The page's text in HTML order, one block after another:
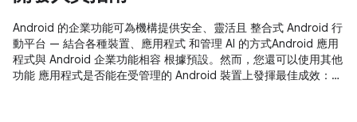
Android 的企業功能可為機構提供安全、靈活且 整合式 Android 行
動平台 — 結合各種裝置、應用程式 和管理 AI 的方式Android 應用
程式與 Android 企業功能相容 根據預設。然而，您還可以使用其他
功能 應用程式是否能在受管理的 Android 裝置上發揮最佳成效：